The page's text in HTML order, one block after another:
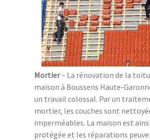
Mortier– La rénovation de la
maison à Boussens Haute-
un travail colossal. Par un
mortier, les couches sont
imperméables. La maison est
protégée et les réparations